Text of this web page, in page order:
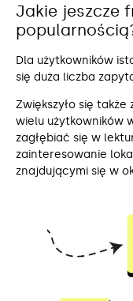
Jakie jeszcze
Dla użytkowników
się duża liczba
Zwiększyło się
wielu użytkowników
zagłębiać się w
zainteresowanie
znajdującymi się w